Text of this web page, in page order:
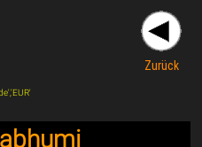
Zurück